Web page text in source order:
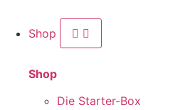
Shop
Shop
Die Starter-Box